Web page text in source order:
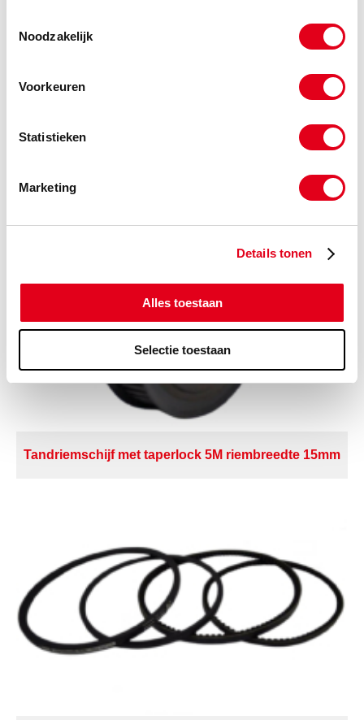
Noodzakelijk
Voorkeuren
Statistieken
Marketing
Details tonen
Alles toestaan
Selectie toestaan
Gerelateerde categorieën voor Klembus
Metrisch 5050
Tandriemschijf met taperlock 5M riembreedte 15mm